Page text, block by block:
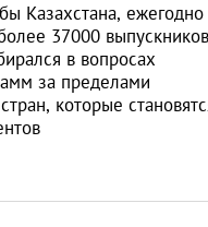
Казахстана, ежегодно
37000 выпускников
в вопросах
за пределами
которые